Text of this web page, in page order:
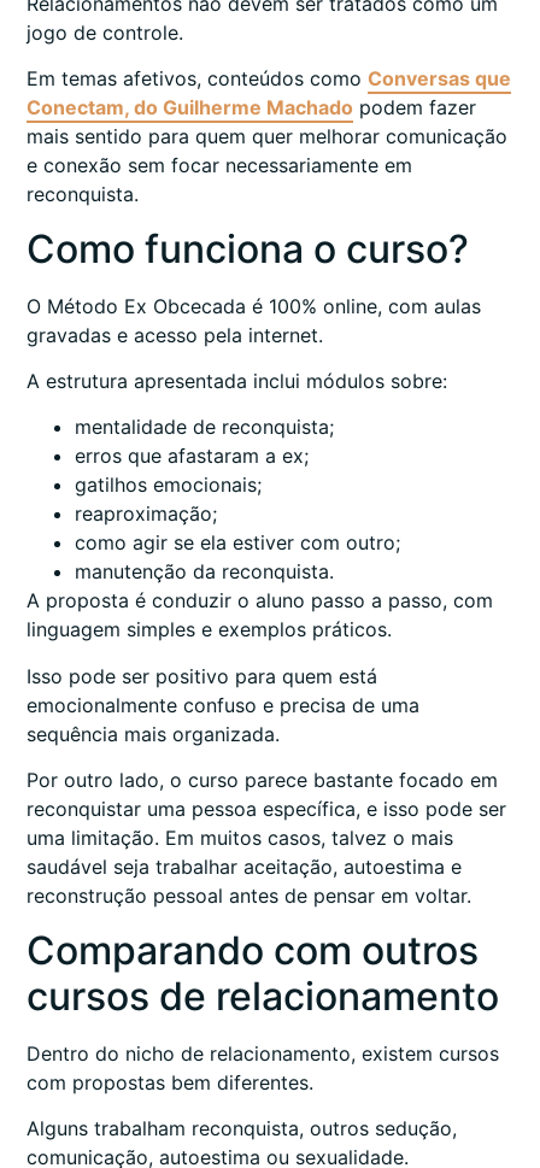
jogo de controle.
Em temas afetivos, conteúdos como Conversas que
Conectam, do Guilherme Machado podem fazer
mais sentido para quem quer melhorar comunicação
e conexão sem focar necessariamente em
reconquista.
Como funciona o curso?
O Método Ex Obcecada é 100% online, com aulas
gravadas e acesso pela internet.
A estrutura apresentada inclui módulos sobre:
mentalidade de reconquista;
erros que afastaram a ex;
gatilhos emocionais;
reaproximação;
como agir se ela estiver com outro;
manutenção da reconquista.
A proposta é conduzir o aluno passo a passo, com
linguagem simples e exemplos práticos.
Isso pode ser positivo para quem está
emocionalmente confuso e precisa de uma
sequência mais organizada.
Por outro lado, o curso parece bastante focado em
reconquistar uma pessoa específica, e isso pode ser
uma limitação. Em muitos casos, talvez o mais
saudável seja trabalhar aceitação, autoestima e
reconstrução pessoal antes de pensar em voltar.
Comparando com outros
cursos de relacionamento
Dentro do nicho de relacionamento, existem cursos
com propostas bem diferentes.
Alguns trabalham reconquista, outros sedução,
comunicação, autoestima ou sexualidade.